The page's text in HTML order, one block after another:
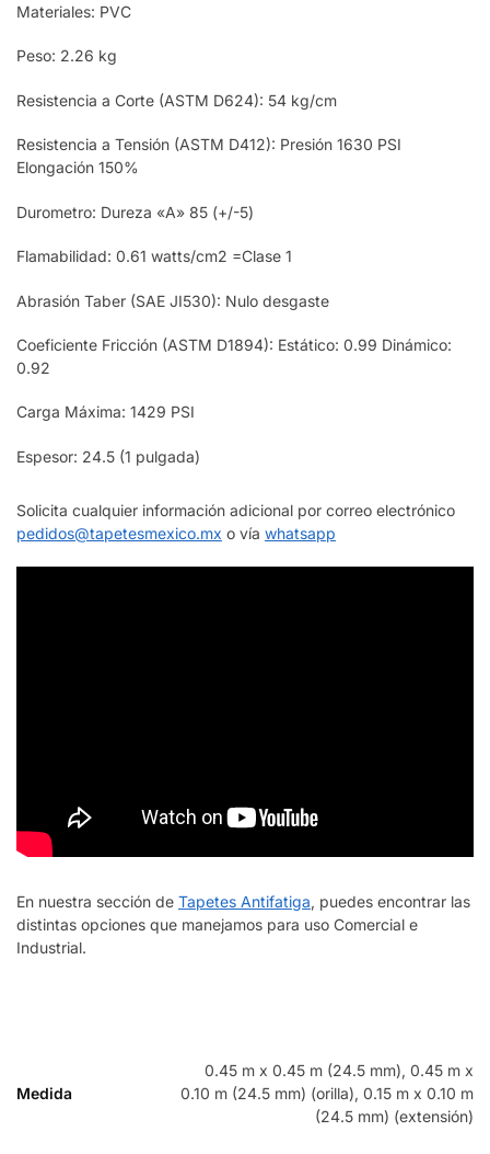
Materiales: PVC
Peso: 2.26 kg
Resistencia a Corte (ASTM D624): 54 kg/cm
Resistencia a Tensión (ASTM D412): Presión 1630 PSI
Elongación 150%
Durometro: Dureza «A» 85 (+/-5)
Flamabilidad: 0.61 watts/cm2 =Clase 1
Abrasión Taber (SAE JI530): Nulo desgaste
Coeficiente Fricción (ASTM D1894): Estático: 0.99 Dinámico:
0.92
Carga Máxima: 1429 PSI
Espesor: 24.5 (1 pulgada)
Solicita cualquier información adicional por correo electrónico
pedidos@tapetesmexico.mx o vía whatsapp
En nuestra sección de Tapetes Antifatiga, puedes encontrar las
distintas opciones que manejamos para uso Comercial e
Industrial.
Medida
0.45 m x 0.45 m (24.5 mm), 0.45 m x
0.10 m (24.5 mm) (orilla), 0.15 m x 0.10 m
(24.5 mm) (extensión)